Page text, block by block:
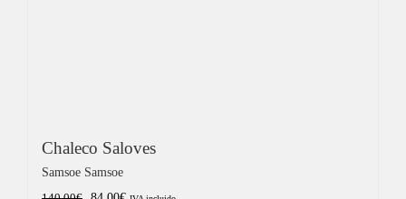
Chaleco Saloves
Samsoe Samsoe
El
El